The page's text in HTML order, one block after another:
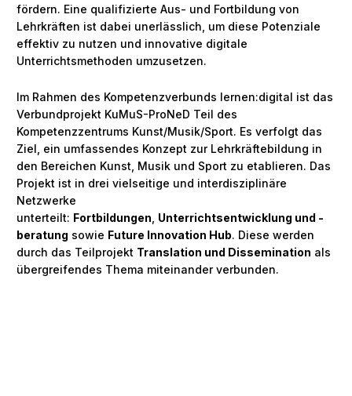
fördern. Eine qualifizierte Aus- und Fortbildung von
Lehrkräften ist dabei unerlässlich, um diese Potenziale
effektiv zu nutzen und innovative digitale
Unterrichtsmethoden umzusetzen.
Im Rahmen des Kompetenzverbunds lernen:digital ist das
Verbundprojekt KuMuS-ProNeD Teil des
Kompetenzzentrums Kunst/Musik/Sport. Es verfolgt das
Ziel, ein umfassendes Konzept zur Lehrkräftebildung in
den Bereichen Kunst, Musik und Sport zu etablieren. Das
Projekt ist in drei vielseitige und interdisziplinäre
Netzwerke
unterteilt: Fortbildungen Unterrichtsentwicklung und -
beratung sowie Future Innovation Hub. Diese werden
durch das Teilprojekt Translation und Dissemination als
übergreifendes Thema miteinander verbunden.